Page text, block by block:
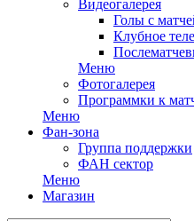
Видеогалерея
Голы с
Клубное
Меню
Фотогалерея
Программки к
Меню
Фан-зона
Группа поддержки
ФАН сектор
Меню
Магазин